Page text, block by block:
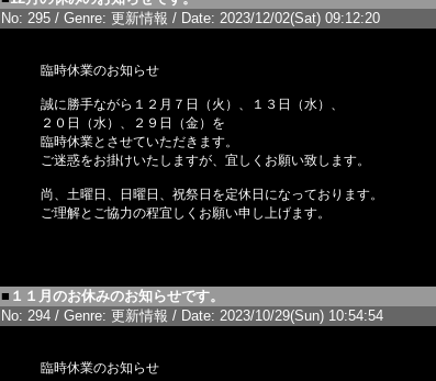
No: 295 / Genre: 更新情報 / Date: 2023/12/02(Sat) 09:12:20
臨時休業のお知らせ
誠に勝手ながら１２月７日（火）、１３日（水）、
２０日（水）、２９日（金）を
臨時休業とさせていただきます。
ご迷惑をお掛けいたしますが、宜しくお願い致します。
尚、土曜日、日曜日、祝祭日を定休日になっております。
ご理解とご協力の程宜しくお願い申し上げます。
■ １１月のお休みのお知らせです。
No: 294 / Genre: 更新情報 / Date: 2023/10/29(Sun) 10:54:54
臨時休業のお知らせ